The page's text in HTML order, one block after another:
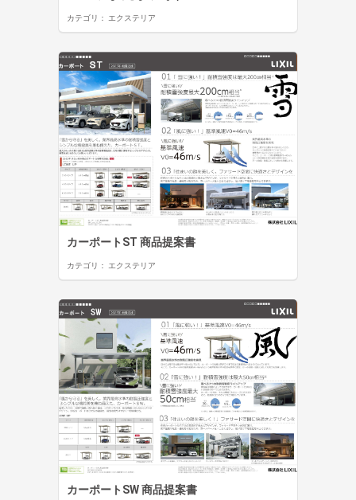
カテゴリ： エクステリア
カーポートST 商品提案書
カテゴリ： エクステリア
カーポートSW 商品提案書